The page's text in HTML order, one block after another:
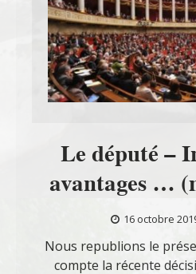
Le député –
avantages …
16 octobre
Nous republions le
compte la récente